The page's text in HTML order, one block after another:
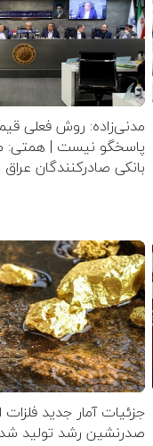
مدنی‌زاده: روش فعلی
پاسخگو نیست | همتی:
بانکی صادرکنندگان
جزئیات آمار جدید
صدرنشین رشد تولید شد